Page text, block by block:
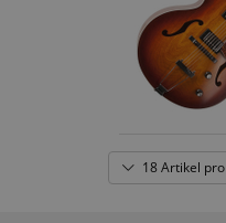
18 Artikel
Statistik-Cookies
nicht verwendet